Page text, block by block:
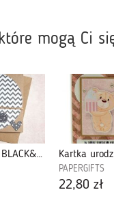
mogą Ci
NA ROCZEK :: BLACK&WHITE :: EKO :: MONOCHROME
PAPERGIFTS
22,80 zł